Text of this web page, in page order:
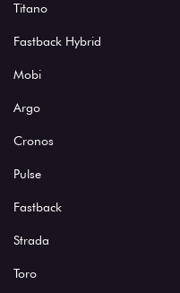
Titano
Fastback Hybrid
Mobi
Argo
Cronos
Pulse
Fastback
Strada
Toro